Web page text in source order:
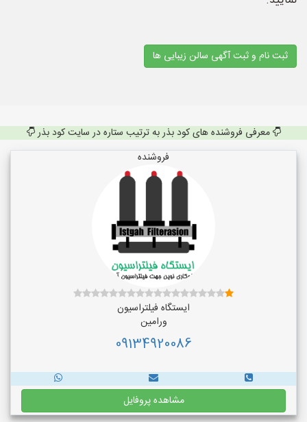
ثبت نام و ثبت آگهی سالن زیبایی ها
معرفی فروشنده های کود بذر به ترتیب ستاره در سایت کود بذر
فروشنده
ایستگاه فیلتراسیون
ورامین
09134920086
مشاهده پروفایل